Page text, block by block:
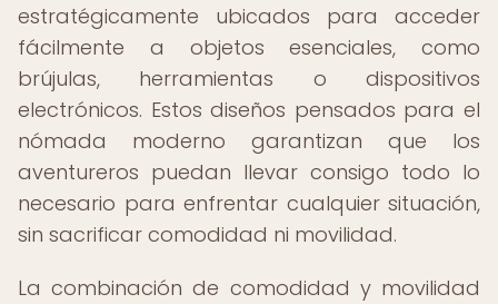
estratégicamente ubicados para acceder
fácilmente a objetos esenciales, como
brújulas, herramientas o dispositivos
electrónicos. Estos diseños pensados para el
nómada moderno garantizan que los
aventureros puedan llevar consigo todo lo
necesario para enfrentar cualquier situación,
sin sacrificar comodidad ni movilidad.
La combinación de comodidad y movilidad